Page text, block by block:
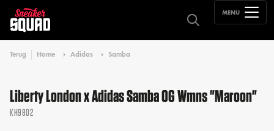
MENU
Terug Home Adidas Samba
Liberty London x Adidas Samba OG Wmns "Maroon"
KH9802